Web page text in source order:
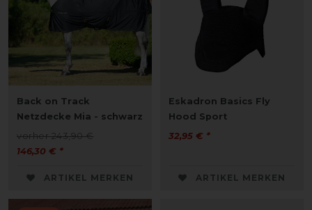
Back on Track
Netzdecke Mia - schwarz
vorher 243,90 €
146,30 € *
ARTIKEL MERKEN
Eskadron Basics Fly
Hood Sport
32,95 € *
ARTIKEL MERKEN